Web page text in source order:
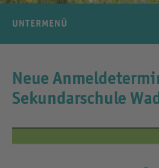
UNTERMENÜ
Neue
Sekundarschule